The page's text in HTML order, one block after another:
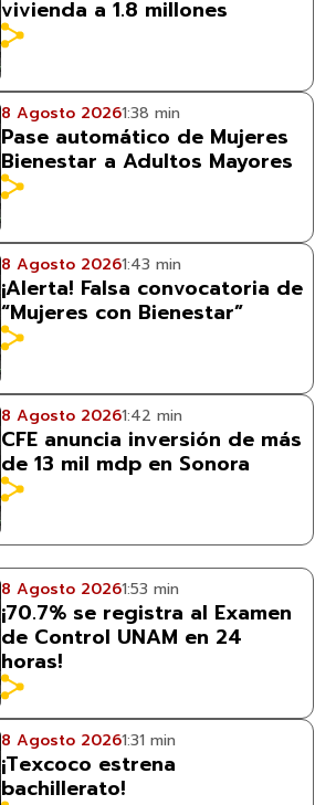
vivienda a 1.8 millones
8 Agosto 20261:38 min
Pase automático de Mujeres
Bienestar a Adultos Mayores
8 Agosto 20261:43 min
¡Alerta! Falsa convocatoria de
“Mujeres con Bienestar”
8 Agosto 20261:42 min
CFE anuncia inversión de más
de 13 mil mdp en Sonora
8 Agosto 20261:53 min
¡70.7% se registra al Examen
de Control UNAM en 24
horas!
8 Agosto 20261:31 min
¡Texcoco estrena
bachillerato!